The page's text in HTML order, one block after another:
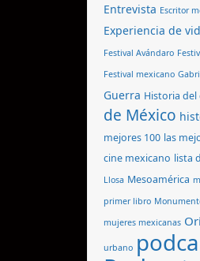
Entrevista Escritor
Experiencia de
Festival Avándaro
Festival mexicano
Guerra Historia del
de México
mejores 100 las
cine mexicano lista
Llosa Mesoamérica
primer libro
mujeres mexicanas
urbano